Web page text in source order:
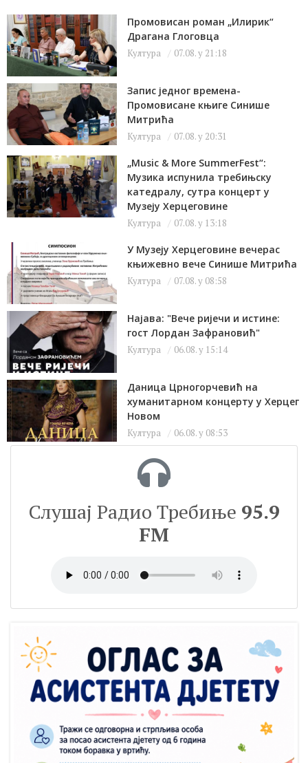
Промовисан роман „Илирик“
Драгана Глоговца
Култура 07.08. у 21:18
Запис једног времена-
Промовисане књиге Синише
Митрића
Култура 07.08. у 20:31
„Music & More SummerFest“:
Музика испунила требињску
катедралу, сутра концерт у
Музеју Херцеговине
Култура 07.08. у 13:18
У Музеју Херцеговине вечерас
књижевно вече Синише Митрића
Култура 07.08. у 08:58
Најава: "Вече ријечи и истине:
гост Лордан Зафрановић"
Култура 06.08. у 15:14
Даница Црногорчевић на
хуманитарном концерту у Херцег
Новом
Култура 06.08. у 08:53
Слушај Радио Требиње 95.9
FM